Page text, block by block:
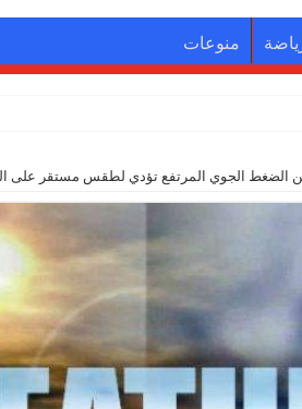
منوعات
الضغط الجوي المرتفع تؤدي لطقس مستقر على